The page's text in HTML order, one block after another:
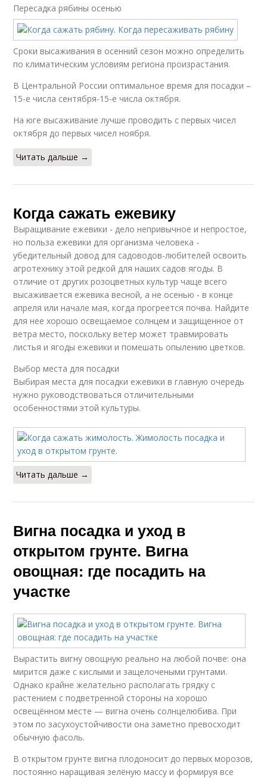
Пересадка рябины осенью
Сроки высаживания в осенний сезон можно определить
по климатическим условиям региона произрастания.
В Центральной России оптимальное время для посадки –
15-е числа сентября-15-е числа октября.
На юге высаживание лучше проводить с первых чисел
октября до первых чисел ноября.
Читать дальше →
Когда сажать ежевику
Выращивание ежевики - дело непривычное и непростое,
но польза ежевики для организма человека -
убедительный довод для садоводов-любителей освоить
агротехнику этой редкой для наших садов ягоды. В
отличие от других розоцветных культур чаще всего
высаживается ежевика весной, а не осенью - в конце
апреля или начале мая, когда прогреется почва. Найдите
для нее хорошо освещаемое солнцем и защищенное от
ветра место, поскольку ветер может травмировать
листья и ягоды ежевики и помешать опылению цветков.
Выбор места для посадки
Выбирая места для посадки ежевики в главную очередь
нужно руководствоваться отличительными
особенностями этой культуры.
Читать дальше →
Вигна посадка и уход в
открытом грунте. Вигна
овощная: где посадить на
участке
Вырастить вигну овощную реально на любой почве: она
мирится даже с кислыми и защелочеными грунтами.
Однако крайне желательно располагать грядку с
растением с подветренной стороны на хорошо
освещённом месте — вигна очень солнцелюбива. При
этом по засухоустойчивости она заметно превосходит
обычную фасоль.
В открытом грунте вигна плодоносит до первых морозов,
постоянно наращивая зелёную массу и формируя все